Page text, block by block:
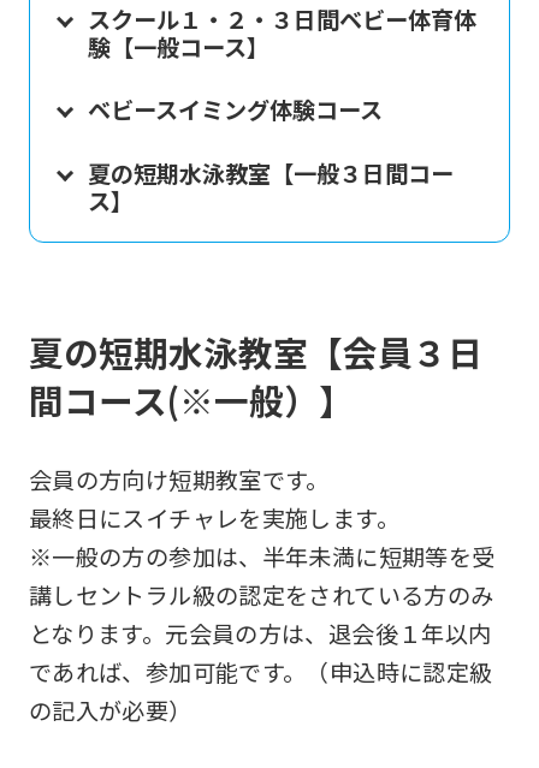
スクール１・２・３日間ベビー体育体
験【一般コース】
ベビースイミング体験コース
夏の短期水泳教室【一般３日間コー
ス】
夏の短期水泳教室【会員３日
間コース(※一般）】
会員の方向け短期教室です。
最終日にスイチャレを実施します。
※一般の方の参加は、半年未満に短期等を受
講しセントラル級の認定をされている方のみ
となります。元会員の方は、退会後１年以内
であれば、参加可能です。（申込時に認定級
の記入が必要）